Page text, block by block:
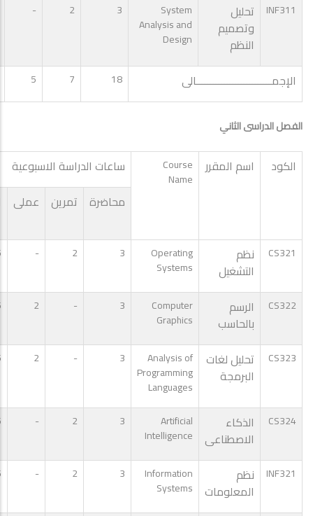
INF311
تحليل
وتصميم
النظم
System
Analysis and
Design
3
2
-
الإجمـــــــــــــــــــــــــــالى 18
7
5
الفصل الدراسى الثاني
الكود اسم المقرر
Course
Name
ساعات الدراسة الاسبوعية
محاضرة تمرين عملى
CS321
نظم
التشغيل
Operating
Systems
3
2
-
CS322
الرسم
بالحاسب
Computer
Graphics
3
-
2
CS323
تحليل لغات
البرمجة
Analysis of
Programming
Languages
3
-
2
CS324
الذكاء
الاصطناعى
Artificial
Intelligence
3
2
-
INF321
نظم
المعلومات
Information
Systems
3
2
-